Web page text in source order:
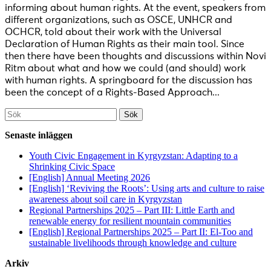
informing about human rights. At the event, speakers from
different organizations, such as OSCE, UNHCR and
OCHCR, told about their work with the Universal
Declaration of Human Rights as their main tool. Since
then there have been thoughts and discussions within Novi
Ritm about what and how we could (and should) work
with human rights. A springboard for the discussion has
been the concept of a Rights-Based Approach...
Söka
efter...
Senaste inläggen
Youth Civic Engagement in Kyrgyzstan: Adapting to a
Shrinking Civic Space
[English] Annual Meeting 2026
[English] ‘Reviving the Roots’: Using arts and culture to raise
awareness about soil care in Kyrgyzstan
Regional Partnerships 2025 – Part III: Little Earth and
renewable energy for resilient mountain communities
[English] Regional Partnerships 2025 – Part II: El-Too and
sustainable livelihoods through knowledge and culture
Arkiv